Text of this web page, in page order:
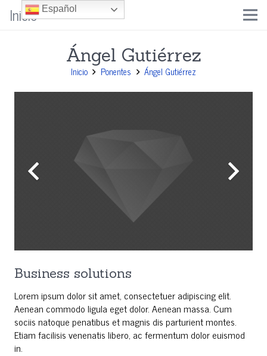
Inicio
Ángel Gutiérrez
Inicio Ponentes Ángel Gutiérrez
Business solutions
Lorem ipsum dolor sit amet, consectetuer adipiscing elit.
Aenean commodo ligula eget dolor. Aenean massa. Cum
sociis natoque penatibus et magnis dis parturient montes.
Etiam facilisis venenatis libero, ac fermentum dolor euismod
in.
Español